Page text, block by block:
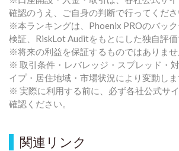
確認のうえ、ご自身の判断で行ってくださ
※本ランキングは、Phoenix PROのバッ
検証、RiskLot Auditをもとにした独自評価
※将来の利益を保証するものではありませ
※ 取引条件・レバレッジ・スプレッド・
イプ・居住地域・市場状況により変動しま
※ 実際に利用する前に、必ず各社公式サ
確認ください。
関連リンク